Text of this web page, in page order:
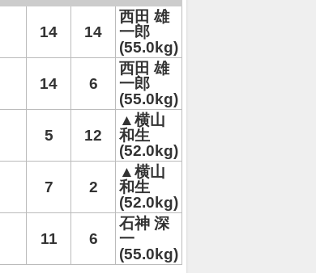
14 14
西田 雄
一郎
(55.0kg)
14 6
西田 雄
一郎
(55.0kg)
5 12
▲横山
和生
(52.0kg)
7 2
▲横山
和生
(52.0kg)
11 6
石神 深
一
(55.0kg)